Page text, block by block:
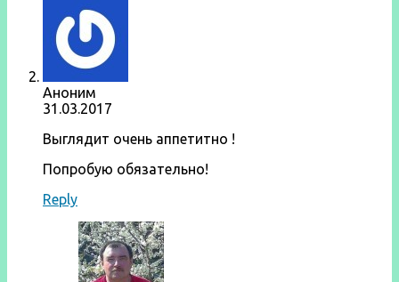
Аноним
31.03.2017
Выглядит очень аппетитно !
Попробую обязательно!
Reply